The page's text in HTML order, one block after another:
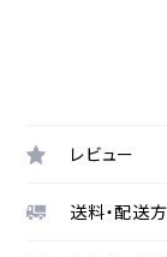
レビュー
送料・配送